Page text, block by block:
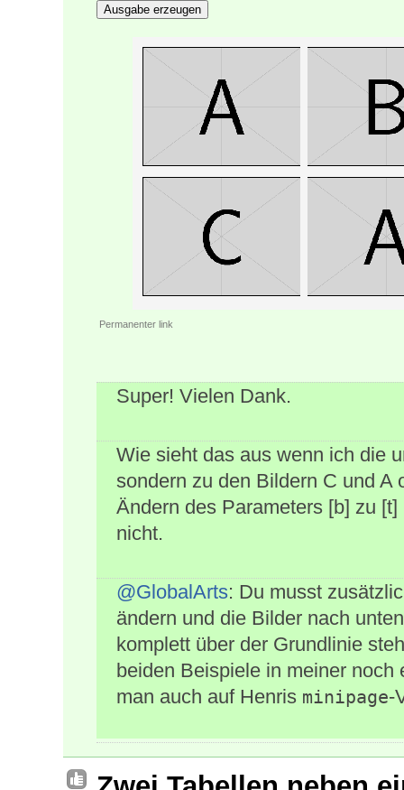
Ausgabe erzeugen
Permanenter link
Super! Vielen Dank.
Wie sieht das aus wenn ich die
sondern zu den Bildern C und A
Ändern des Parameters [b] zu
nicht.
@GlobalArts: Du musst
ändern und die Bilder nach
komplett über der Grundlinie
beiden Beispiele in meiner
man auch auf Henris minipage-